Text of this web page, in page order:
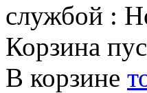
службой :
Корзина
В корзине